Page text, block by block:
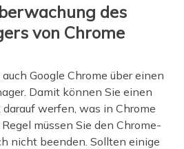
des
von Chrome
Google Chrome über einen
Damit können Sie einen
werfen, was in Chrome
müssen Sie den Chrome-
nicht beenden. Sollten einige